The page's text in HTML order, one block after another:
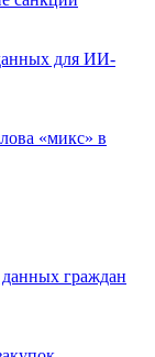
для ИИ-
«микс» в
данных граждан